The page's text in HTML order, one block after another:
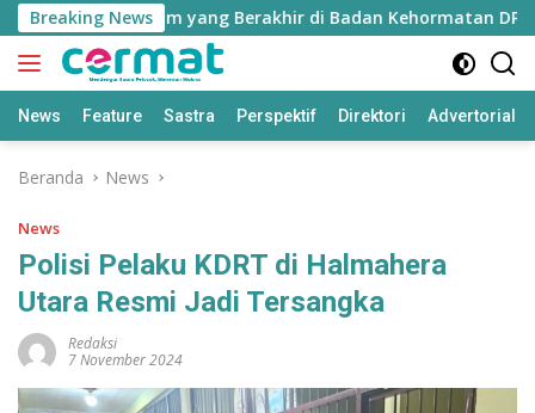
Langsung
ke
konten
Breaking News
Nurjaya Ibrahim yang Berakhir di Badan Kehormatan DPRD
News Feature Sastra Perspektif Direktori Advertorial
Beranda News
News
Polisi Pelaku KDRT di Halmahera
Utara Resmi Jadi Tersangka
Redaksi
7 November 2024